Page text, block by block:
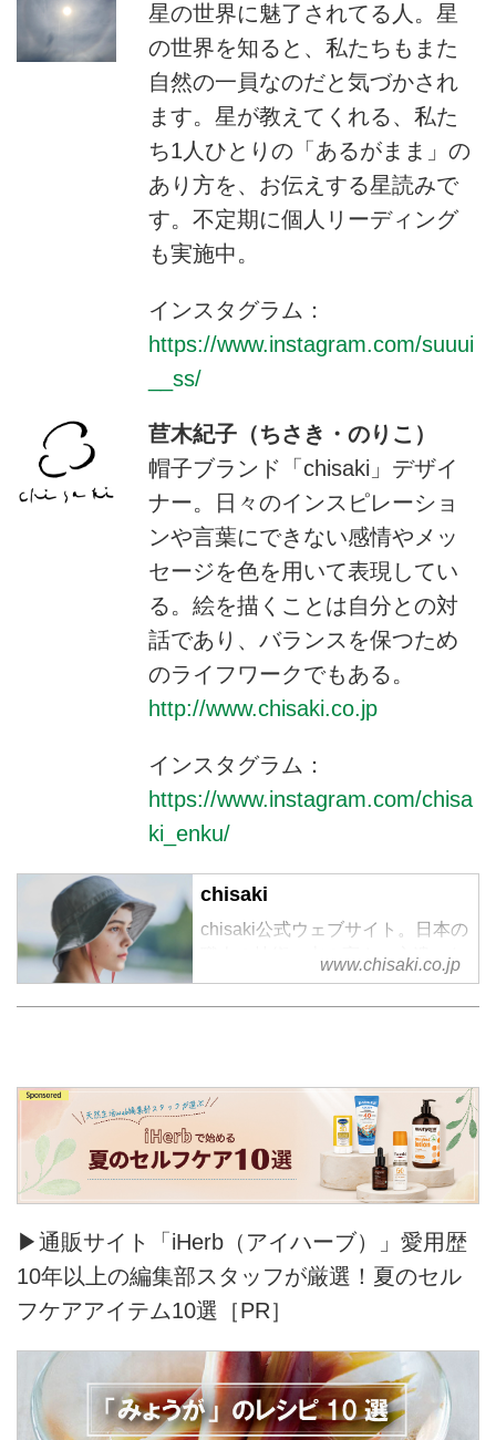
星の世界に魅了されてる人。星
の世界を知ると、私たちもまた
自然の一員なのだと気づかされ
ます。星が教えてくれる、私た
ち1人ひとりの「あるがまま」の
あり方を、お伝えする星読みで
す。不定期に個人リーディング
も実施中。
インスタグラム：
https://www.instagram.com/suuui
__ss/
苣木紀子（ちさき・のりこ）
帽子ブランド「chisaki」デザイ
ナー。日々のインスピレーショ
ンや言葉にできない感情やメッ
セージを色を用いて表現してい
る。絵を描くことは自分との対
話であり、バランスを保つため
のライフワークでもある。
http://www.chisaki.co.jp
インスタグラム：
https://www.instagram.com/chisa
ki_enku/
chisaki
chisaki公式ウェブサイト。日本の
職人の技術、志の高さ、心遣いな
どに共感し、日本製に重きを置き
2016SSコレクションより、
www.chisaki.co.jp
▶通販サイト「iHerb（アイハーブ）」愛用歴
10年以上の編集部スタッフが厳選！夏のセル
フケアアイテム10選［PR］